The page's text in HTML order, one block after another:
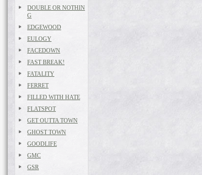
DOUBLE OR NOTHIN
G
EDGEWOOD
EULOGY
FACEDOWN
FAST BREAK!
FATALITY
FERRET
FILLED WITH HATE
FLATSPOT
GET OUTTA TOWN
GHOST TOWN
GOODLIFE
GMC
GSR